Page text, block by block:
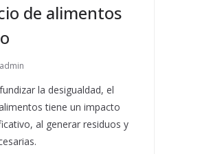
de alimentos
admin
la desigualdad, el
tiene un impacto
al generar residuos y